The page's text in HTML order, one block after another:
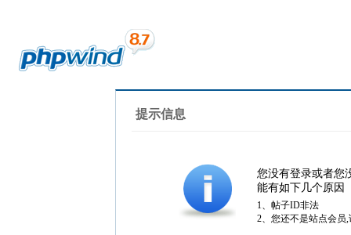
提示信息
您没有登录或者您
能有如下几个原因
1、帖子ID非法
2、您还不是站点会员